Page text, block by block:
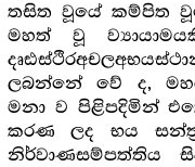
තසිත වූයේ කම්පිත
මහත් වූ
ලබන්නේ වේ ද,
මනා ව පිළිපදිමින්
කරණ ලද භය
නිර්වාණසම්පත්තිය